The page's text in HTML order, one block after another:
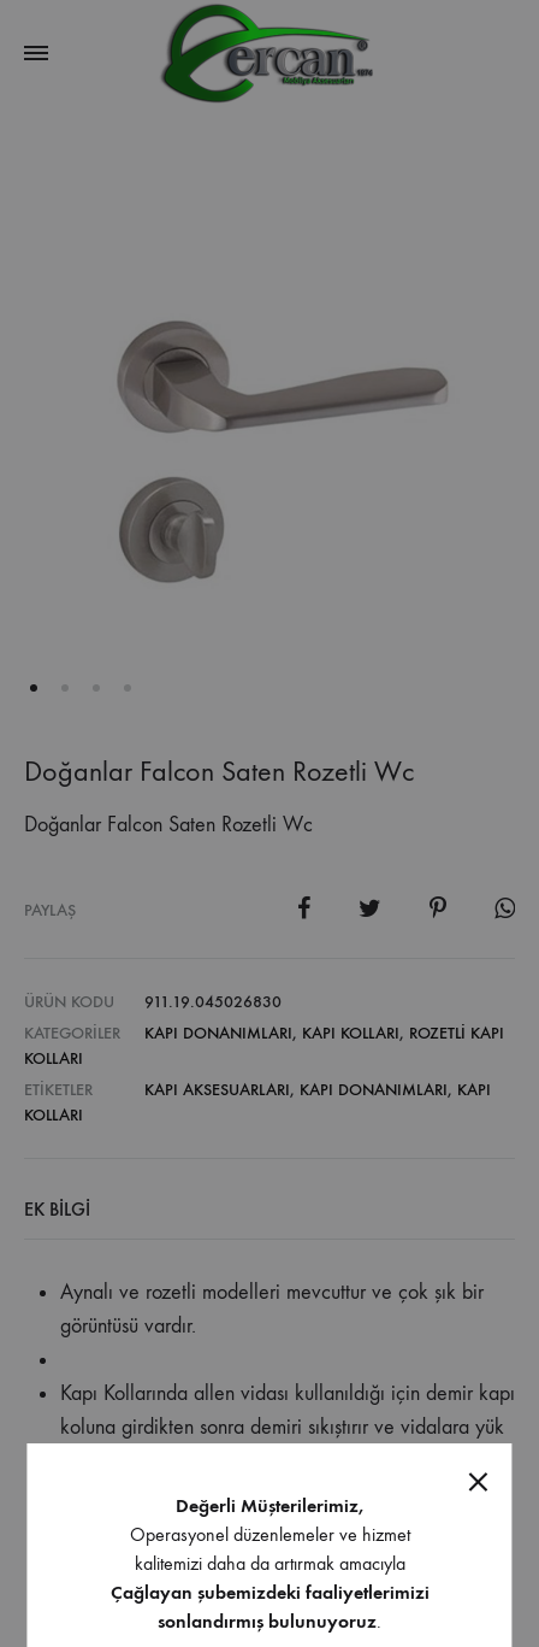
Doğanlar Falcon Saten Rozetli Wc
Doğanlar Falcon Saten Rozetli Wc
PAYLAŞ
ÜRÜN KODU
911.19.045026830
KATEGORILER
KAPI DONANIMLARI, KAPI KOLLARI, ROZETLI KAPI
KOLLARI
ETIKETLER
KAPI AKSESUARLARI, KAPI DONANIMLARI, KAPI
KOLLARI
EK BILGI
Aynalı ve rozetli modelleri mevcuttur ve çok şık bir
görüntüsü vardır.
Kapı Kollarında allen vidası kullanıldığı için demir kapı
koluna girdikten sonra demiri sıkıştırır ve vidalara yük
çıkması, elde kalması gibi sorunlar bulunmamaktadır.
En son model makineler ve 1.sınıf kaplama malzemesi
kullanıldığı için kaplama kalitesi çok fazladır, böylece
paslanmaya karşı son derece dayanıklıdır.
Değerli Müşterilerimiz,
Operasyonel düzenlemeler ve hizmet
kalitemizi daha da artırmak amacıyla
Çağlayan şubemizdeki faaliyetlerimizi
sonlandırmış bulunuyoruz.